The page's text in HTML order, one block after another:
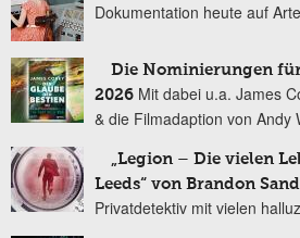
Dokumentation heute auf Arte
Die Nominierungen
2026 Mit dabei u.a. James
& die Filmadaption von Andy
„Legion – Die vielen
Leeds“ von Brandon
Privatdetektiv mit vielen